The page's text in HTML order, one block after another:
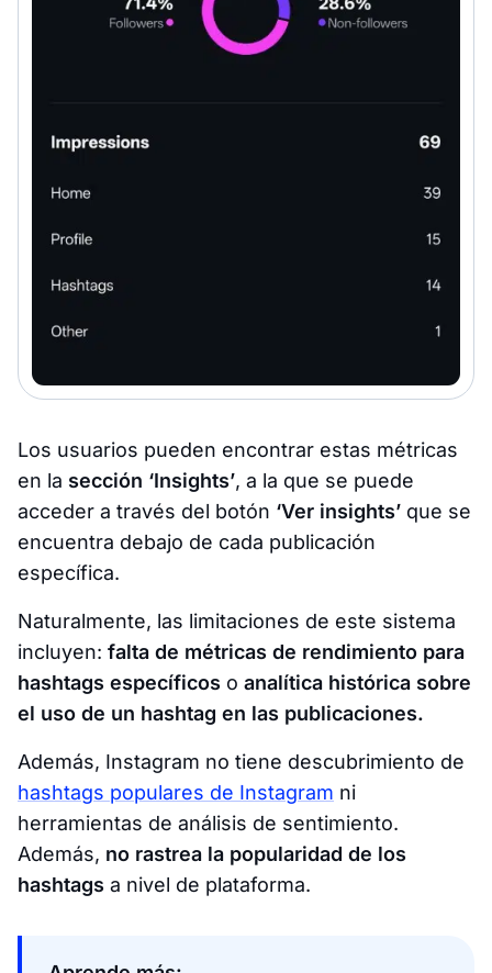
Los usuarios pueden encontrar estas métricas
en la sección ‘Insights’, a la que se puede
acceder a través del botón ‘Ver insights’ que se
encuentra debajo de cada publicación
específica.
Naturalmente, las limitaciones de este sistema
incluyen: falta de métricas de rendimiento para
hashtags específicos o analítica histórica sobre
el uso de un hashtag en las publicaciones.
Además, Instagram no tiene descubrimiento de
hashtags populares de Instagram ni
herramientas de análisis de sentimiento.
Además, no rastrea la popularidad de los
hashtags a nivel de plataforma.